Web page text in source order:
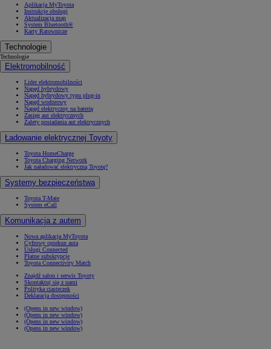
Aplikacja MyToyota
Instrukcje obsługi
Aktualizacja map
System Bluetooth®
Karty Ratownicze
Technologie
Technologie
Elektromobilność
Lider elektromobilności
Napęd hybrydowy
Napęd hybrydowy typu plug-in
Napęd wodorowy
Napęd elektryczny na baterię
Zasięg aut elektrycznych
Zalety posiadania aut elektrycznych
Ładowanie elektrycznej Toyoty
Toyota HomeCharge
Toyota Charging Network
Jak naładować elektryczną Toyotę?
Systemy bezpieczeństwa
Toyota T-Mate
System eCall
Komunikacja z autem
Nowa aplikacja MyToyota
Cyfrowy opiekun auta
Usługi Connected
Płatne subskrypcje
Toyota Connectivity Match
Znajdź salon i serwis Toyoty
Skontaktuj się z nami
Polityka ciasteczek
Deklaracja dostępności
(Opens in new window)
(Opens in new window)
(Opens in new window)
(Opens in new window)